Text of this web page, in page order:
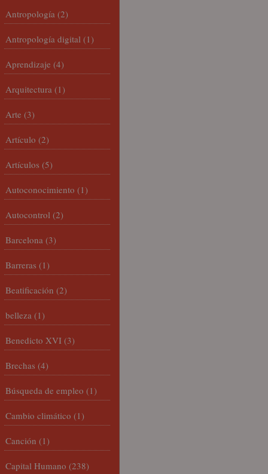
Antropología (2)
Antropología digital (1)
Aprendizaje (4)
Arquitectura (1)
Arte (3)
Artículo (2)
Artículos (5)
Autoconocimiento (1)
Autocontrol (2)
Barcelona (3)
Barreras (1)
Beatificación (2)
belleza (1)
Benedicto XVI (3)
Brechas (4)
Búsqueda de empleo (1)
Cambio climático (1)
Canción (1)
Capital Humano (238)